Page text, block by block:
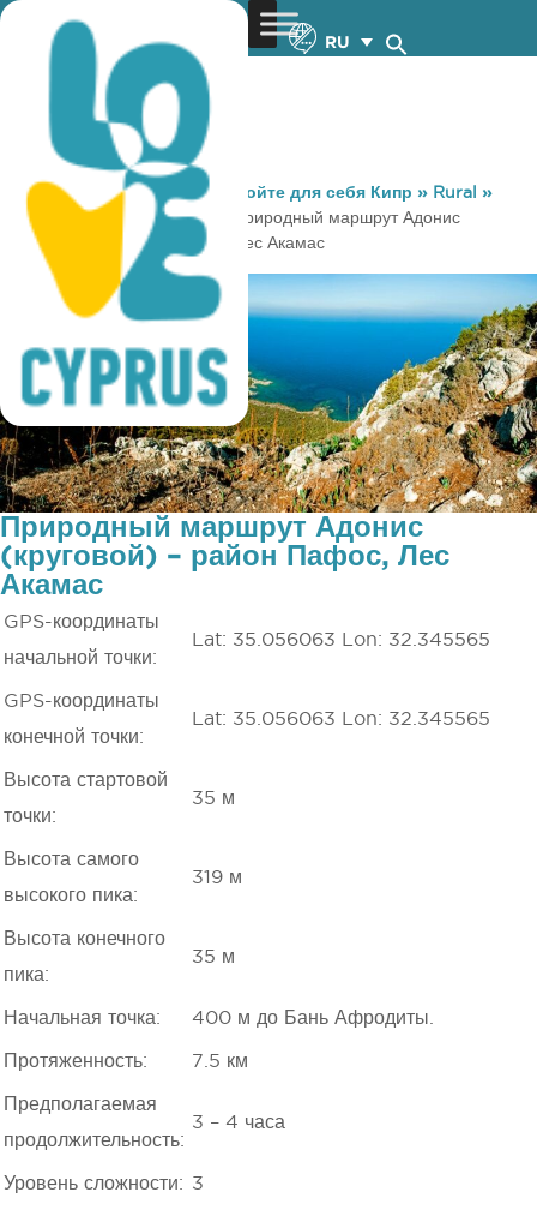
RU
You are here: Home »Откройте для себя Кипр » Rural »
Природные маршруты
Πриродный маршрут Адонис
(круговой) – район Пафос, Лес Акамас
Πриродный маршрут Адонис
(круговой) – район Пафос, Лес
Акамас
GPS-координаты
начальной точки:
Lat: 35.056063 Lon: 32.345565
GPS-координаты
конечной точки:
Lat: 35.056063 Lon: 32.345565
Высота стартовой
точки:
35 м
Высота самого
высокого пика:
319 м
Высота конечного
пика:
35 м
Начальная точка:
400 м до Бань Афродиты.
Протяженность:
7.5 км
Предполагаемая
продолжительность:
3 – 4 часа
Уровень сложности: 3